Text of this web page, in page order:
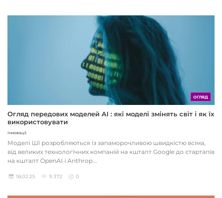
ОГЛЯД
Огляд передових моделей AI : які моделі змінять світ і як їх
використовувати
Інновації
Моделі ШІ розробляються із запаморочливою швидкістю всіма,
від великих технологічних компаній на кшталт Google до стартапів
на кшталт OpenAI і Anthrop...
18.02.25 9 372 0